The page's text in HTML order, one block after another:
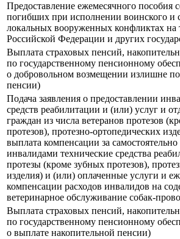
Предоставление ежемесячного пособия
погибших при исполнении воинского и
локальных вооруженных конфликтах на
Российской Федерации и других
Выплата страховых пенсий,
по государственному пенсионному
о добровольном возмещении излишне
пенсии)
Подача заявления о предоставлении
средств реабилитации и (или) услуг и
граждан из числа ветеранов протезов
протезов), протезно-ортопедических
выплата компенсации за
инвалидами технические средства
протезы (кроме зубных протезов),
изделия) и (или) оплаченные услуги и
компенсации расходов инвалидов на
ветеринарное обслуживание собак-
Выплата страховых пенсий,
по государственному пенсионному
о выплате накопительной пенсии)